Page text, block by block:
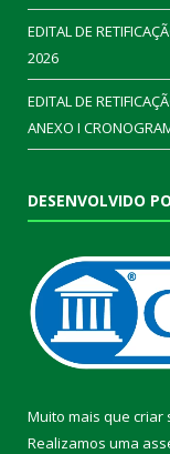
EDITAL DE
2026
EDITAL DE
ANEXO I
DESENVOLVIDO
Muito mais que criar
Realizamos uma